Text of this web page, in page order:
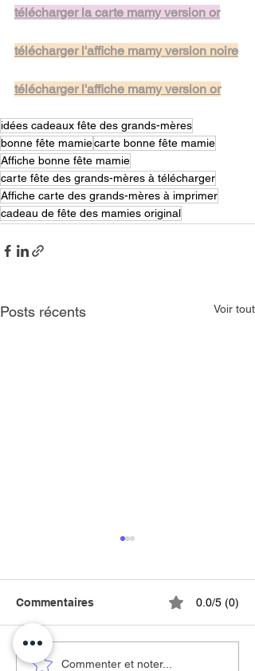
télécharger la carte mamy version or
télécharger l'affiche mamy version noire
télécharger l'affiche mamy version or
idées cadeaux fête des grands-mères
bonne fête mamiecarte bonne fête mamie
Affiche bonne fête mamie
carte fête des grands-mères à télécharger
Affiche carte des grands-mères à imprimer
cadeau de fête des mamies original
Posts récents Voir tout
Fête des Mères ❤️
Commentaires 0.0/5 (0)
Commenter et noter...